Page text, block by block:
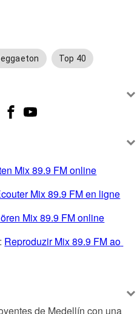
Top 40
Mix 89.9 FM online
Mix 89.9 FM en ligne
Mix 89.9 FM online
Reproduzir Mix 89.9 FM ao
de Medellín con una